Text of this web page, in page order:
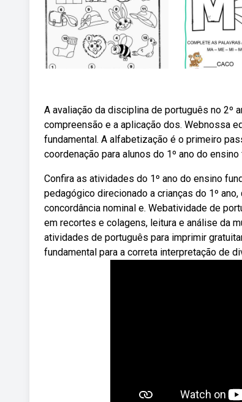
A avaliação da disciplina de português no 2º
compreensão e a aplicação dos. Webnossa
fundamental. A alfabetização é o primeiro
coordenação para alunos do 1º ano do
Confira as atividades do 1º ano do ensino
pedagógico direcionado a crianças do 1º
concordância nominal e. Webatividade de
em recortes e colagens, leitura e análise da
atividades de português para imprimir
fundamental para a correta interpretação de